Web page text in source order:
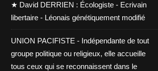
★ David DERRIEN : Écologiste - Ecrivain
libertaire - Léonais génétiquement modifié
UNION PACIFISTE - Indépendante de tout
groupe politique ou religieux, elle accueille
tous ceux qui se reconnaissent dans le